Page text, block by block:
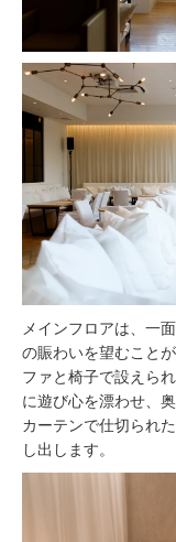
メインフロアは、一
の賑わいを望むこと
ファと椅子で設えら
に遊び心を漂わせ、
カーテンで仕切られ
し出します。